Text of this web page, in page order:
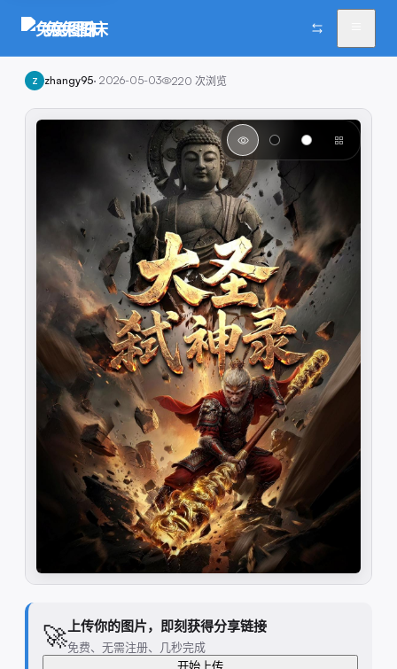
兔兔图床
Z zhangy95· 2026-05-03 220 次浏览
🚀上传你的图片，即刻获得分享链接
免费、无需注册、几秒完成